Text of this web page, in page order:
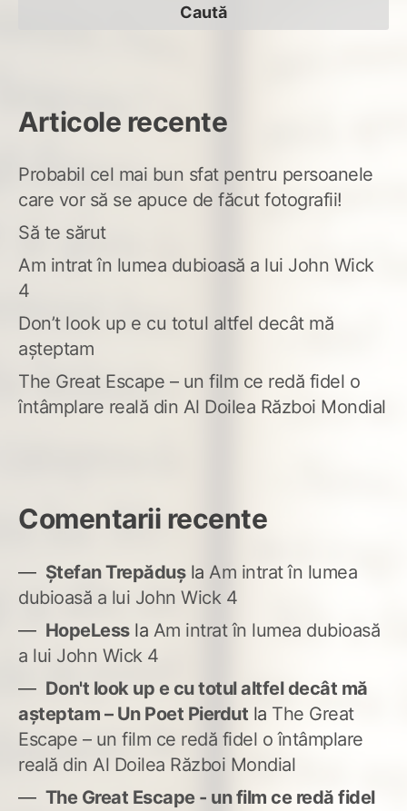
Articole recente
Probabil cel mai bun sfat pentru persoanele
care vor să se apuce de făcut fotografii!
Să te sărut
Am intrat în lumea dubioasă a lui John Wick
4
Don’t look up e cu totul altfel decât mă
așteptam
The Great Escape – un film ce redă fidel o
întâmplare reală din Al Doilea Război Mondial
Comentarii recente
Ștefan Trepădușla Am intrat în lumea
dubioasă a lui John Wick 4
HopeLessla Am intrat în lumea dubioasă
a lui John Wick 4
Don't look up e cu totul altfel decât mă
așteptam – Un Poet Pierdut la The Great
Escape – un film ce redă fidel o întâmplare
reală din Al Doilea Război Mondial
The Great Escape - un film ce redă fidel